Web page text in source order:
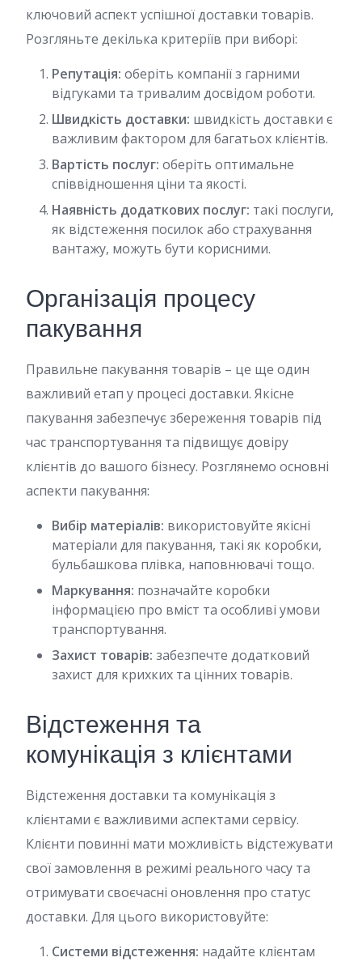
ключовий аспект успішної доставки товарів.
Розгляньте декілька критеріїв при виборі:
Репутація: оберіть компанії з гарними
відгуками та тривалим досвідом роботи.
Швидкість доставки: швидкість доставки є
важливим фактором для багатьох клієнтів.
Вартість послуг: оберіть оптимальне
співвідношення ціни та якості.
Наявність додаткових послуг: такі послуги,
як відстеження посилок або страхування
вантажу, можуть бути корисними.
Організація процесу
пакування
Правильне пакування товарів – це ще один
важливий етап у процесі доставки. Якісне
пакування забезпечує збереження товарів під
час транспортування та підвищує довіру
клієнтів до вашого бізнесу. Розглянемо основні
аспекти пакування:
Вибір матеріалів: використовуйте якісні
матеріали для пакування, такі як коробки,
бульбашкова плівка, наповнювачі тощо.
Маркування: позначайте коробки
інформацією про вміст та особливі умови
транспортування.
Захист товарів: забезпечте додатковий
захист для крихких та цінних товарів.
Відстеження та
комунікація з клієнтами
Відстеження доставки та комунікація з
клієнтами є важливими аспектами сервісу.
Клієнти повинні мати можливість відстежувати
свої замовлення в режимі реального часу та
отримувати своєчасні оновлення про статус
доставки. Для цього використовуйте:
Системи відстеження: надайте клієнтам